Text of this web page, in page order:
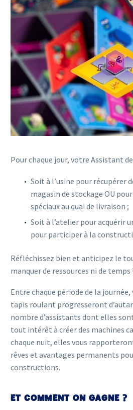
Pour chaque jour, votre Assistant
Soit à l’usine pour récupérer
magasin de stockage OU
spéciaux au quai de livraison ;
Soit à l’atelier pour acquérir
pour participer à la
Réfléchissez bien et anticipez le
manquer de ressources ni de temps !
Entre chaque période de la journée,
tapis roulant progresseront
nombre d’assistants dont elles
tout intérêt à créer des machines
chaque nuit, elles vous
rêves et avantages permanents
constructions.
ET COMMENT ON GAGNE ?